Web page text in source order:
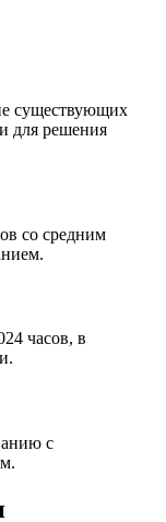
существующих
для решения
со средним
часов, в
с